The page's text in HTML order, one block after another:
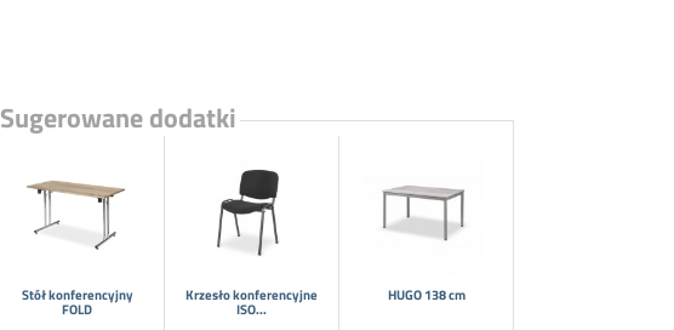
Sugerowane dodatki
Stół konferencyjny
FOLD
Krzesło konferencyjne
ISO...
HUGO 138 cm